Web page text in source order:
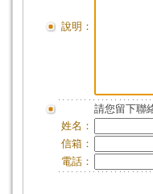
說明：
請您留下聯
姓名：
信箱：
電話：